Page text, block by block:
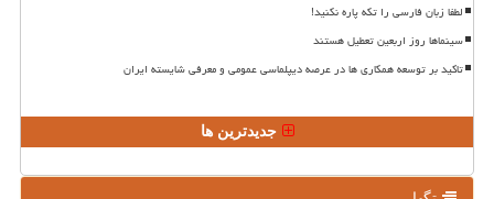
لطفا زبان فارسی را تکه پاره نکنید!
سینماها روز اربعین تعطیل هستند
تاکید بر توسعه همکاری ها در عرصه دیپلماسی عمومی و معرفی شایسته ایران
جدیدترین ها